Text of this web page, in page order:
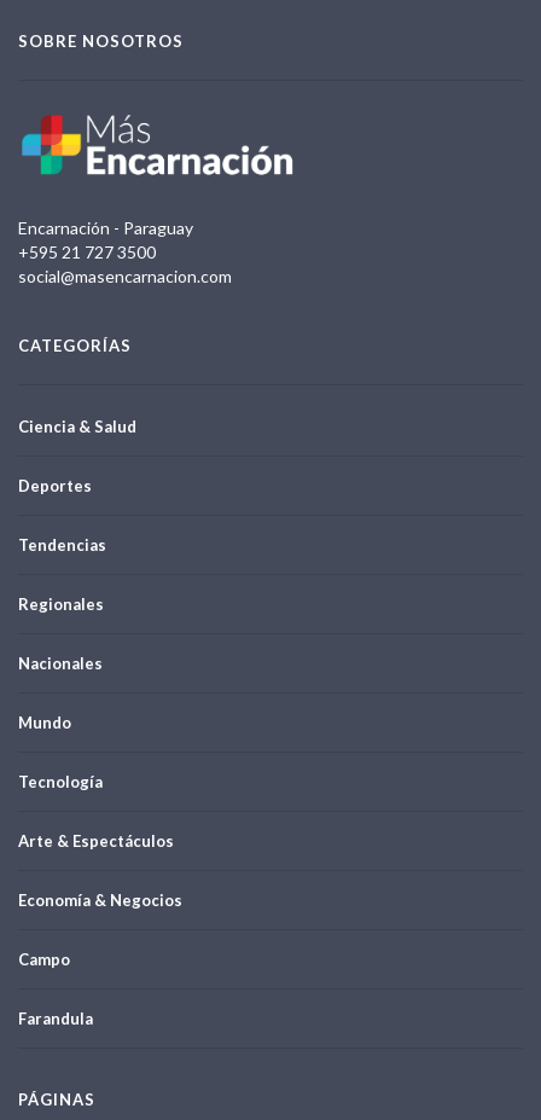
SOBRE NOSOTROS
Encarnación - Paraguay
+595 21 727 3500
social@masencarnacion.com
CATEGORÍAS
Ciencia & Salud
Deportes
Tendencias
Regionales
Nacionales
Mundo
Tecnología
Arte & Espectáculos
Economía & Negocios
Campo
Farandula
PÁGINAS